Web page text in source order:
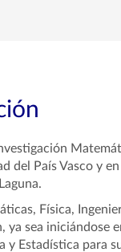
País Vasco y
Física,
ya sea
y Estadística para